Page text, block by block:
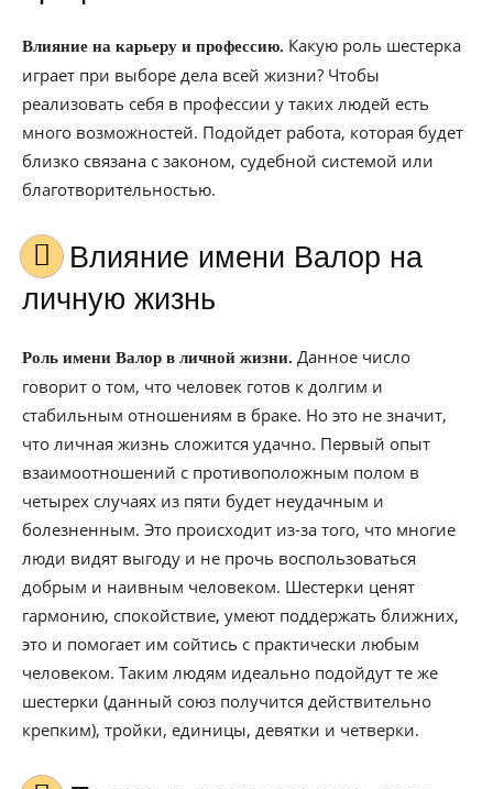
Влияние на карьеру и профессию. Какую роль шестерка
играет при выборе дела всей жизни? Чтобы
реализовать себя в профессии у таких людей есть
много возможностей. Подойдет работа, которая будет
близко связана с законом, судебной системой или
благотворительностью.
Влияние имени Валор на
личную жизнь
Роль имени Валор в личной жизни. Данное число
говорит о том, что человек готов к долгим и
стабильным отношениям в браке. Но это не значит,
что личная жизнь сложится удачно. Первый опыт
взаимоотношений с противоположным полом в
четырех случаях из пяти будет неудачным и
болезненным. Это происходит из-за того, что многие
люди видят выгоду и не прочь воспользоваться
добрым и наивным человеком. Шестерки ценят
гармонию, спокойствие, умеют поддержать ближних,
это и помогает им сойтись с практически любым
человеком. Таким людям идеально подойдут те же
шестерки (данный союз получится действительно
крепким), тройки, единицы, девятки и четверки.